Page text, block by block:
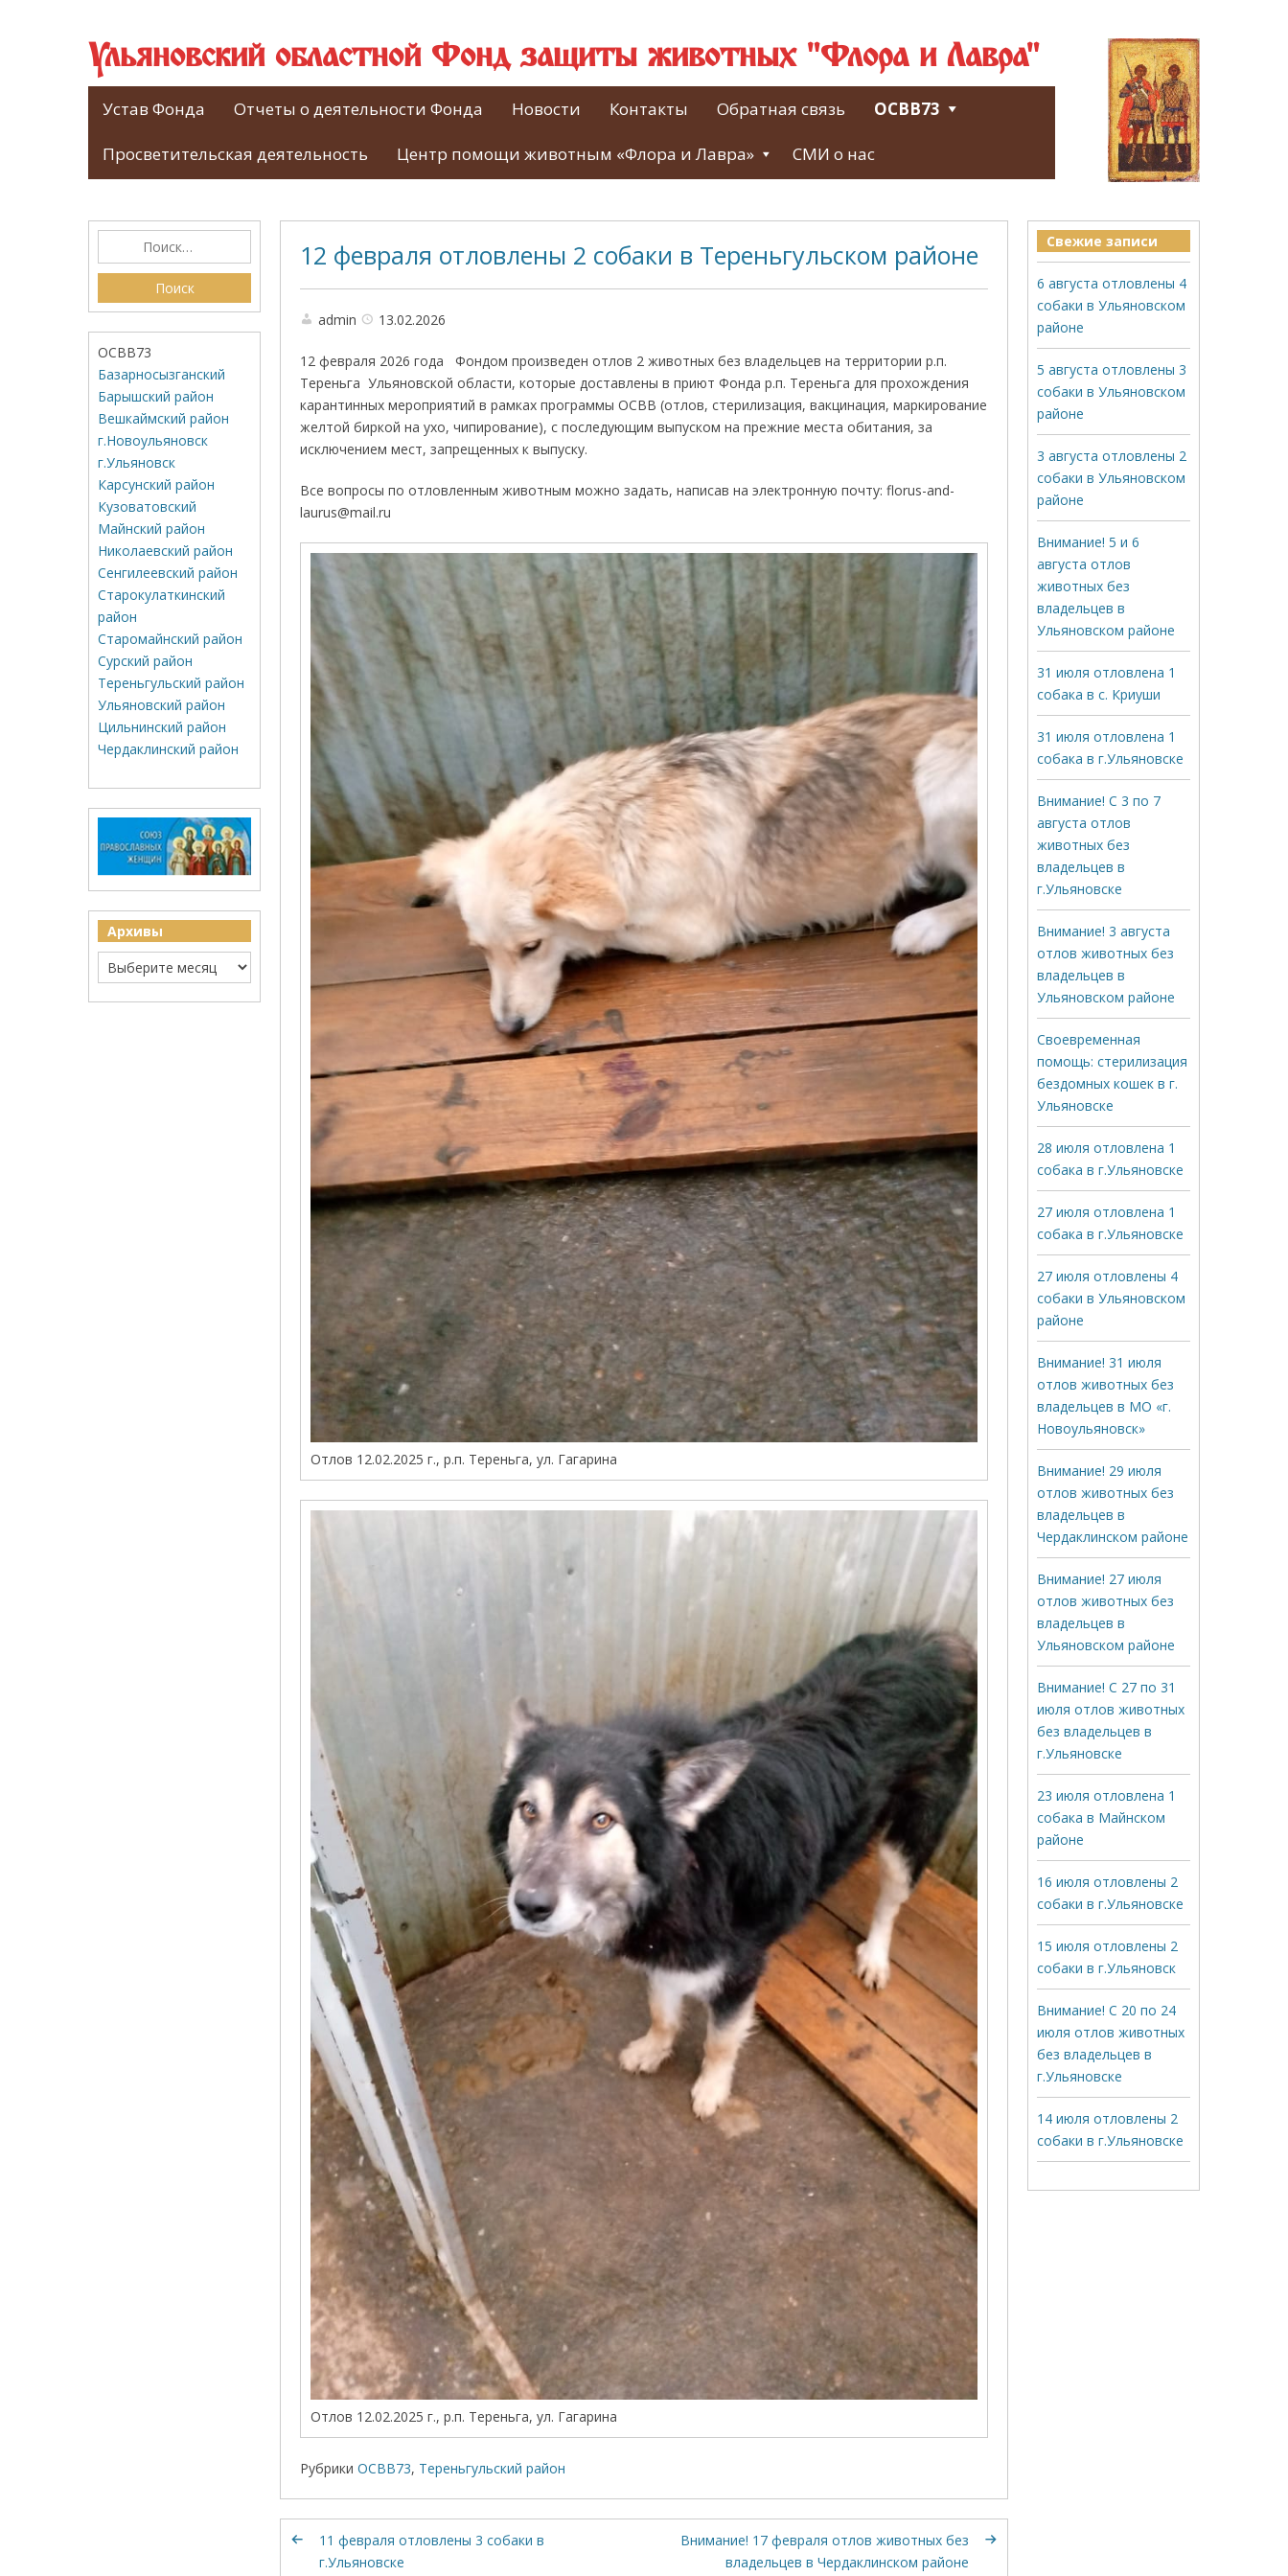
Ульяновский областной Фонд защиты животных "Флора и Лавра"
Устав Фонда Отчеты о деятельности Фонда Новости Контакты Обратная связь ОСВВ73
Просветительская деятельность Центр помощи животным «Флора и Лавра» СМИ о нас
12 февраля отловлены 2 собаки в Тереньгульском районе
admin 13.02.2026
12 февраля 2026 года Фондом произведен отлов 2 животных без владельцев на территории р.п.
Тереньга Ульяновской области, которые доставлены в приют Фонда р.п. Тереньга для прохождения
карантинных мероприятий в рамках программы ОСВВ (отлов, стерилизация, вакцинация, маркирование
желтой биркой на ухо, чипирование), с последующим выпуском на прежние места обитания, за
исключением мест, запрещенных к выпуску.
Все вопросы по отловленным животным можно задать, написав на электронную почту: florus-and-
laurus@mail.ru
Отлов 12.02.2025 г., р.п. Тереньга, ул. Гагарина
Отлов 12.02.2025 г., р.п. Тереньга, ул. Гагарина
Рубрики ОСВВ73, Тереньгульский район
11 февраля отловлены 3 собаки в
г.Ульяновске
Внимание! 17 февраля отлов животных без
владельцев в Чердаклинском районе
ОСВВ73
Базарносызганский
Барышский район
Вешкаймский район
г.Новоульяновск
г.Ульяновск
Карсунский район
Кузоватовский
Майнский район
Николаевский район
Сенгилеевский район
Старокулаткинский
район
Старомайнский район
Сурский район
Тереньгульский район
Ульяновский район
Цильнинский район
Чердаклинский район
Архивы
Свежие записи
6 августа отловлены 4
собаки в Ульяновском
районе
5 августа отловлены 3
собаки в Ульяновском
районе
3 августа отловлены 2
собаки в Ульяновском
районе
Внимание! 5 и 6
августа отлов
животных без
владельцев в
Ульяновском районе
31 июля отловлена 1
собака в с. Криуши
31 июля отловлена 1
собака в г.Ульяновске
Внимание! С 3 по 7
августа отлов
животных без
владельцев в
г.Ульяновске
Внимание! 3 августа
отлов животных без
владельцев в
Ульяновском районе
Своевременная
помощь: стерилизация
бездомных кошек в г.
Ульяновске
28 июля отловлена 1
собака в г.Ульяновске
27 июля отловлена 1
собака в г.Ульяновске
27 июля отловлены 4
собаки в Ульяновском
районе
Внимание! 31 июля
отлов животных без
владельцев в МО «г.
Новоульяновск»
Внимание! 29 июля
отлов животных без
владельцев в
Чердаклинском районе
Внимание! 27 июля
отлов животных без
владельцев в
Ульяновском районе
Внимание! С 27 по 31
июля отлов животных
без владельцев в
г.Ульяновске
23 июля отловлена 1
собака в Майнском
районе
16 июля отловлены 2
собаки в г.Ульяновске
15 июля отловлены 2
собаки в г.Ульяновск
Внимание! С 20 по 24
июля отлов животных
без владельцев в
г.Ульяновске
14 июля отловлены 2
собаки в г.Ульяновске